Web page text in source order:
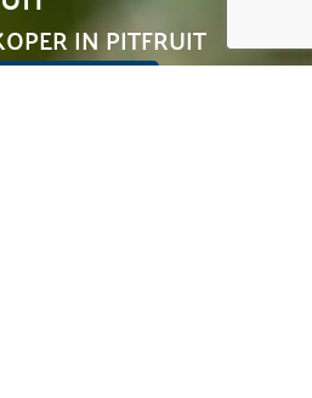
IN PITFRUIT